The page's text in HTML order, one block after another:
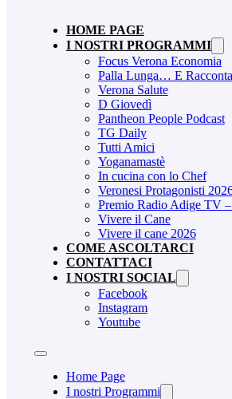
HOME PAGE
I NOSTRI PROGRAMMI
Focus Verona Economia
Palla Lunga… E
Verona Salute
D Giovedì
Pantheon People Podcast
TG Daily
Tutti Amici
Yoganamastè
In cucina con lo Chef
Veronesi Protagonisti
Premio Radio Adige TV
Vivere il Cane
Vivere il cane 2026
COME ASCOLTARCI
CONTATTACI
I NOSTRI SOCIAL
Facebook
Instagram
Youtube
Home Page
I nostri Programmi